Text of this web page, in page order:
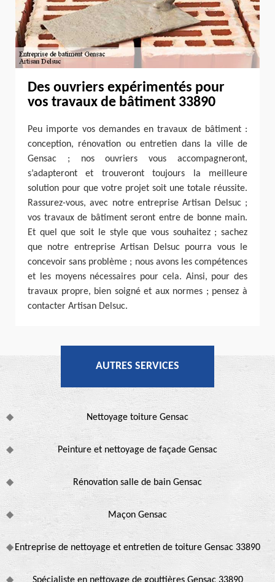
Des ouvriers expérimentés pour
vos travaux de bâtiment 33890
Peu importe vos demandes en travaux de bâtiment :
conception, rénovation ou entretien dans la ville de
Gensac ; nos ouvriers vous accompagneront,
s’adapteront et trouveront toujours la meilleure
solution pour que votre projet soit une totale réussite.
Rassurez-vous, avec notre entreprise Artisan Delsuc ;
vos travaux de bâtiment seront entre de bonne main.
Et quel que soit le style que vous souhaitez ; sachez
que notre entreprise Artisan Delsuc pourra vous le
concevoir sans problème ; nous avons les compétences
et les moyens nécessaires pour cela. Ainsi, pour des
travaux propre, bien soigné et aux normes ; pensez à
contacter Artisan Delsuc.
AUTRES SERVICES
Nettoyage toiture Gensac
Peinture et nettoyage de façade Gensac
Rénovation salle de bain Gensac
Maçon Gensac
Entreprise de nettoyage et entretien de toiture Gensac 33890